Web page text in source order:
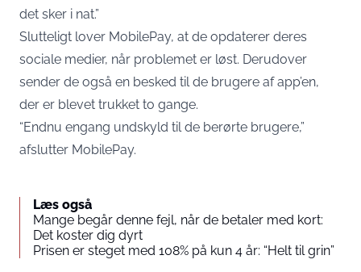
det sker i nat.”
Slutteligt lover MobilePay, at de opdaterer deres
sociale medier, når problemet er løst. Derudover
sender de også en besked til de brugere af app’en,
der er blevet trukket to gange.
“Endnu engang undskyld til de berørte brugere,”
afslutter MobilePay.
Læs også
Mange begår denne fejl, når de betaler med kort:
Det koster dig dyrt
Prisen er steget med 108% på kun 4 år: “Helt til grin”